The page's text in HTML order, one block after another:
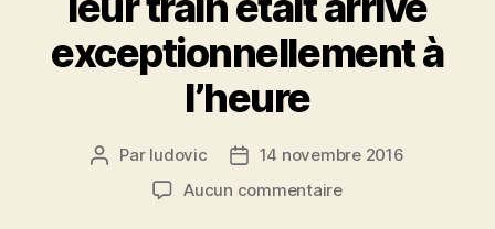
exceptionnellement à
l’heure
Auteur
Par ludovic
Date14 novembre 2016
Aucun commentairesur